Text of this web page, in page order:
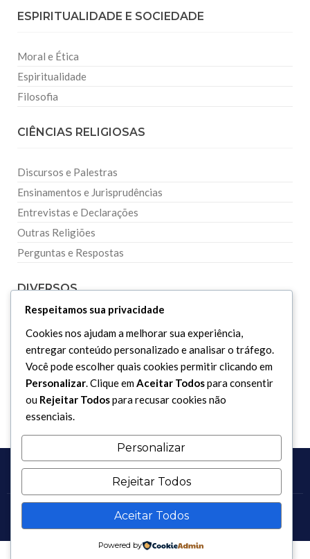
ESPIRITUALIDADE E SOCIEDADE
Moral e Ética
Espiritualidade
Filosofia
CIÊNCIAS RELIGIOSAS
Discursos e Palestras
Ensinamentos e Jurisprudências
Entrevistas e Declarações
Outras Religiões
Perguntas e Respostas
DIVERSOS
Curiosidades
Dicionário Islâmico
Downloads
Copyright 2017 - 2026 / Todos os direitos reservados.
Respeitamos sua privacidade
Cookies nos ajudam a melhorar sua experiência,
entregar conteúdo personalizado e analisar o tráfego.
Você pode escolher quais cookies permitir clicando em
Personalizar. Clique emAceitar Todospara consentir
ou Rejeitar Todospara recusar cookies não
essenciais.
Personalizar
Rejeitar Todos
Aceitar Todos
Powered by